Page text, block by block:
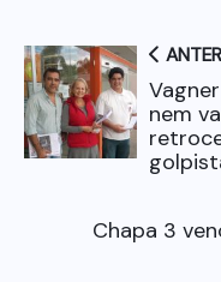
nem
Chapa 3